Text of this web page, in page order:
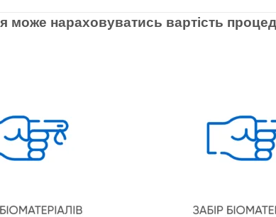
може нараховуватись вартість